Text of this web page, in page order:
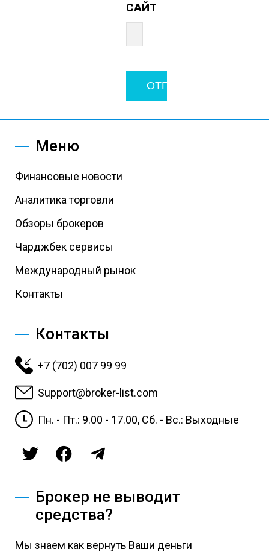
САЙТ
Меню
Финансовые новости
Аналитика торговли
Обзоры брокеров
Чарджбек сервисы
Международный рынок
Контакты
Контакты
+7 (702) 007 99 99
Support@broker-list.com
Пн. - Пт.: 9.00 - 17.00, Сб. - Вс.: Выходные
Брокер не выводит
средства?
Мы знаем как вернуть Ваши деньги